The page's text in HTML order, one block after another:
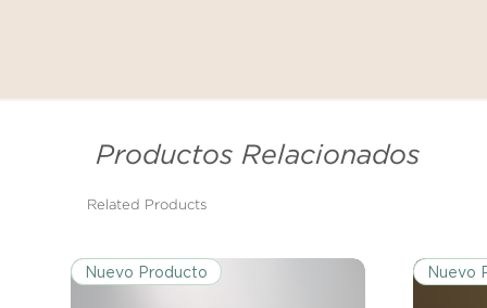
Productos Relacionados
Related Products
Nuevo Producto Nuevo